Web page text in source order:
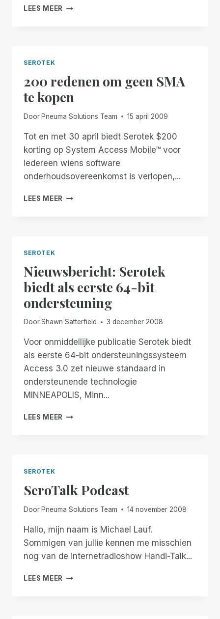
LEES MEER WAT
SEROTEK
200 redenen om geen SMA
te kopen
Door Pneuma Solutions Team 15 april 2009
Tot en met 30 april biedt Serotek $200
korting op System Access Mobile™ voor
iedereen wiens software
onderhoudsovereenkomst is verlopen,...
LEES MEER 200
SEROTEK
Nieuwsbericht: Serotek
biedt als eerste 64-bit
ondersteuning
DoorShawn Satterfield 3 december 2008
Voor onmiddellijke publicatie Serotek biedt
als eerste 64-bit ondersteuningssysteem
Access 3.0 zet nieuwe standaard in
ondersteunende technologie
MINNEAPOLIS, Minn...
LEES MEER NIEUWSBERICHT:
ONDERSTEUNING
SEROTEK
SeroTalk Podcast
Door Pneuma Solutions Team 14 november 2008
Hallo, mijn naam is Michael Lauf.
Sommigen van jullie kennen me misschien
nog van de internetradioshow Handi-Talk...
LEES MEER SEROTALK